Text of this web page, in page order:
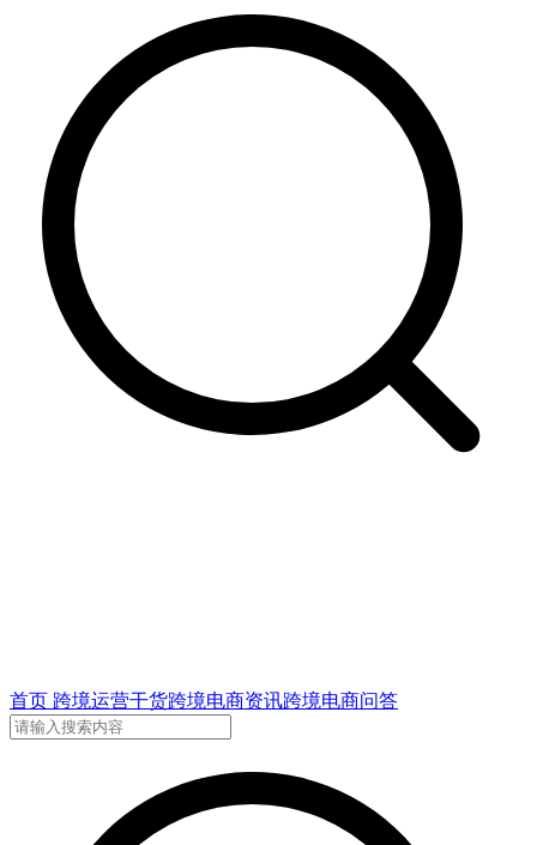
首页 跨境运营干货跨境电商资讯跨境电商问答